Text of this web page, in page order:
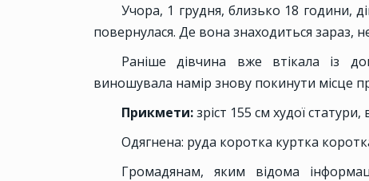
Учора, 1 грудня, близько 18 години,
повернулася. Де вона знаходиться зараз,
Раніше дівчина вже втікала із
виношувала намір знову покинути місце
Прикмети:зріст 155 см худої
Одягнена: руда коротка куртка
Громадянам, яким відома